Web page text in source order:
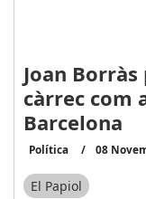
Joan
càrrec com
Barcelona
Política 08
El Papiol